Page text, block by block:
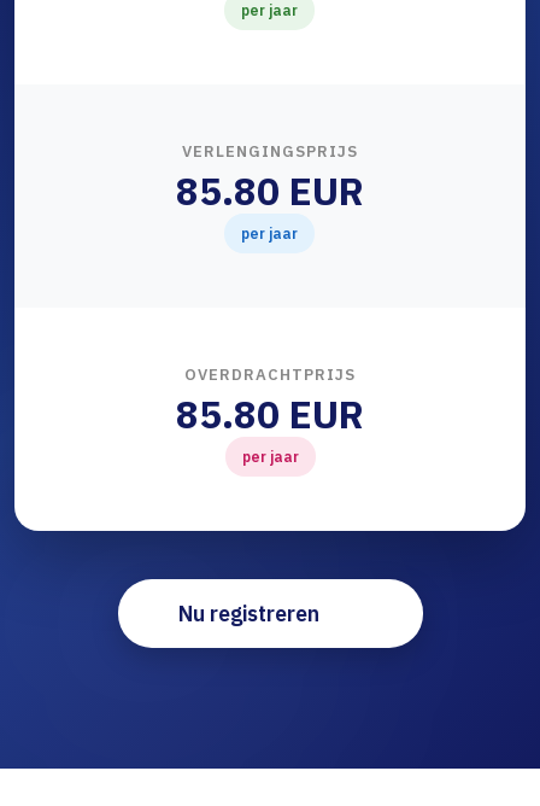
per jaar
VERLENGINGSPRIJS
85.80 EUR
per jaar
OVERDRACHTPRIJS
85.80 EUR
per jaar
Nu registreren